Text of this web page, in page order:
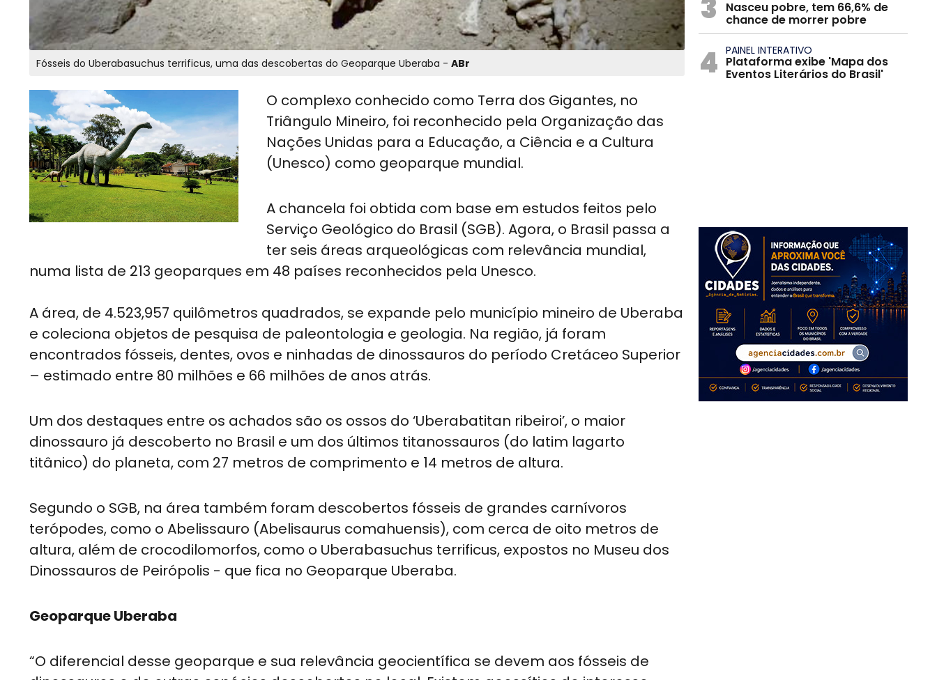
Fósseis do Uberabasuchus terrificus, uma das descobertas do Geoparque Uberaba - ABr
O complexo conhecido como Terra dos Gigantes, no
Triângulo Mineiro, foi reconhecido pela Organização das
Nações Unidas para a Educação, a Ciência e a Cultura
(Unesco) como geoparque mundial.
A chancela foi obtida com base em estudos feitos pelo
Serviço Geológico do Brasil (SGB). Agora, o Brasil passa a
ter seis áreas arqueológicas com relevância mundial,
numa lista de 213 geoparques em 48 países reconhecidos pela Unesco.
A área, de 4.523,957 quilômetros quadrados, se expande pelo município mineiro de Uberaba
e coleciona objetos de pesquisa de paleontologia e geologia. Na região, já foram
encontrados fósseis, dentes, ovos e ninhadas de dinossauros do período Cretáceo Superior
– estimado entre 80 milhões e 66 milhões de anos atrás.
Um dos destaques entre os achados são os ossos do ‘Uberabatitan ribeiroi’, o maior
dinossauro já descoberto no Brasil e um dos últimos titanossauros (do latim lagarto
titânico) do planeta, com 27 metros de comprimento e 14 metros de altura.
Segundo o SGB, na área também foram descobertos fósseis de grandes carnívoros
terópodes, como o Abelissauro (Abelisaurus comahuensis), com cerca de oito metros de
altura, além de crocodilomorfos, como o Uberabasuchus terrificus, expostos no Museu dos
Dinossauros de Peirópolis - que fica no Geoparque Uberaba.
Geoparque Uberaba
“O diferencial desse geoparque e sua relevância geocientífica se devem aos fósseis de
3 Nasceu pobre, tem 66,6% de
chance de morrer pobre
4 PAINEL INTERATIVO
Plataforma exibe 'Mapa dos
Eventos Literários do Brasil'